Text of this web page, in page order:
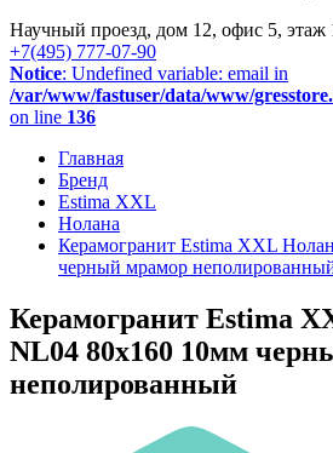
Научный проезд, дом 12, офис 5, этаж
+7(495) 777-07-90
Notice: Undefined variable: email in
/var/www/fastuser/data/www/
on line 136
Главная
Бренд
Estima XXL
Нолана
Керамогранит Estima XXL
черный мрамор
Керамогранит Estima
NL04 80x160 10мм
неполированный